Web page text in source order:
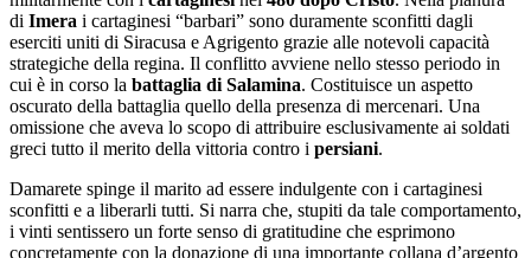
di Imera i cartaginesi “barbari” sono duramente sconfitti dagli
eserciti uniti di Siracusa e Agrigento grazie alle notevoli capacità
strategiche della regina. Il conflitto avviene nello stesso periodo in
cui è in corso la battaglia di Salamina. Costituisce un aspetto
oscurato della battaglia quello della presenza di mercenari. Una
omissione che aveva lo scopo di attribuire esclusivamente ai soldati
greci tutto il merito della vittoria contro i persiani.
Damarete spinge il marito ad essere indulgente con i cartaginesi
sconfitti e a liberarli tutti. Si narra che, stupiti da tale comportamento,
i vinti sentissero un forte senso di gratitudine che esprimono
concretamente con la donazione di una importante collana d’argento